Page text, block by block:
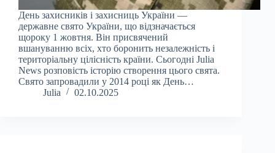
День захисників і захисниць України —
державне свято України, що відзначається
щороку 1 жовтня. Він присвячений
вшануванню всіх, хто боронить незалежність і
територіальну цілісність країни. Сьогодні Julia
News розповість історію створення цього свята.
Свято запровадили у 2014 році як День…
Julia
02.10.2025